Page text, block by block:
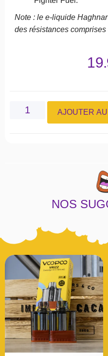
Note : le e-liquide
des résistances
AJOUTER
NOS